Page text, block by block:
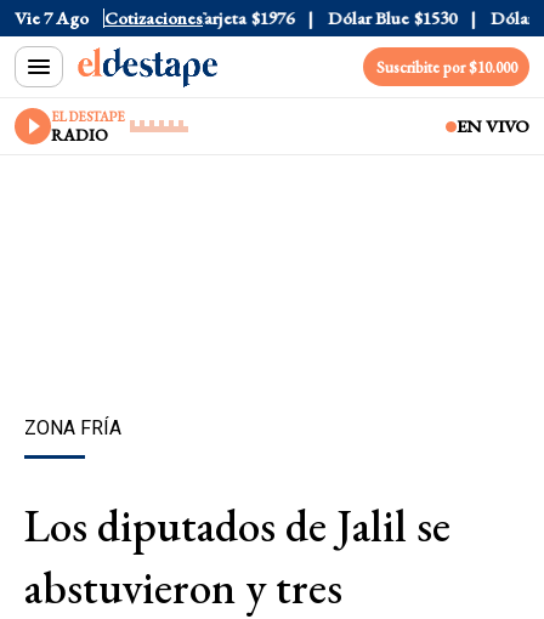
Vie 7 Ago Cotizaciones
$1520 Dólar Tarjeta $1976 Dólar Blue $1530 Dólar
Suscribite por $10.000
EL DESTAPE
RADIO EN VIVO
ZONA FRÍA
Los diputados de Jalil se
abstuvieron y tres